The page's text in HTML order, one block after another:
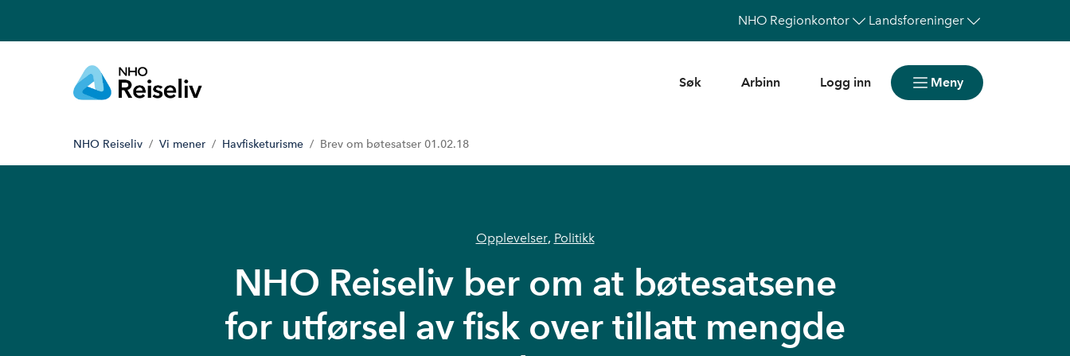
NHO Regionkontor Landsforeninger
Søk Arbinn Logg inn Meny
NHO Reiseliv Vi mener Havfisketurisme Brev om bøtesatser 01.02.18
Opplevelser, Politikk
NHO Reiseliv ber om at bøtesatsene
for utførsel av fisk over tillatt mengde